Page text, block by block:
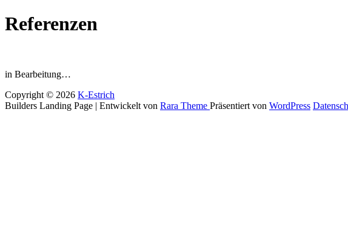
Referenzen
in Bearbeitung…
Copyright © 2026 K-Estrich
Builders Landing Page | Entwickelt von Rara Theme Präsentiert von WordPress